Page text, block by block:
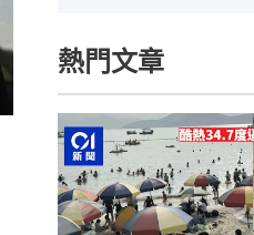
熱門文章